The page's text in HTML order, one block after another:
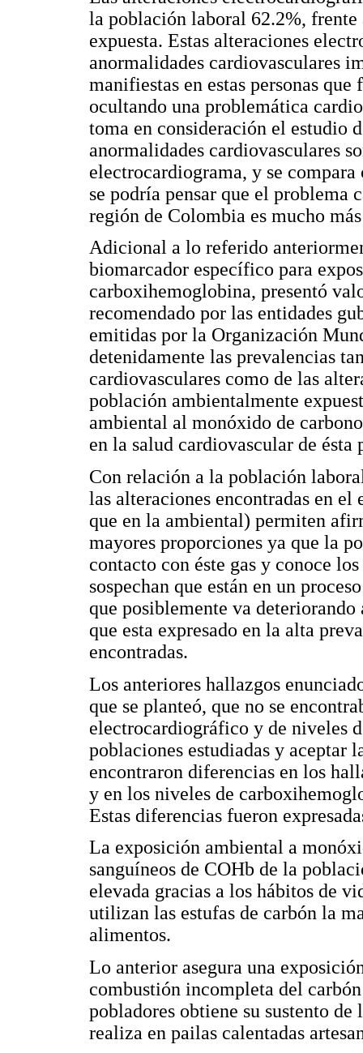
la población laboral 62.2%,
expuesta. Estas alteraciones
anormalidades cardiovasculares
manifiestas en estas personas
ocultando una problemática
toma en consideración el estudio
anormalidades cardiovasculares
electrocardiograma, y se
se podría pensar que el problema
región de Colombia es mucho
Adicional a lo referido
biomarcador específico para
carboxihemoglobina, presentó
recomendado por las entidades
emitidas por la Organización
detenidamente las prevalencias
cardiovasculares como de las
población ambientalmente
ambiental al monóxido de
en la salud cardiovascular de ésta
Con relación a la población
las alteraciones encontradas en
que en la ambiental) permiten
mayores proporciones ya que la
contacto con éste gas y conoce
sospechan que están en un
que posiblemente va
que esta expresado en la alta
encontradas.
Los anteriores hallazgos
que se planteó, que no se
electrocardiográfico y de niveles
poblaciones estudiadas y aceptar
encontraron diferencias en los
y en los niveles de
Estas diferencias fueron
La exposición ambiental a
sanguíneos de COHb de la
elevada gracias a los hábitos de
utilizan las estufas de carbón la
alimentos.
Lo anterior asegura una
combustión incompleta del
pobladores obtiene su sustento de
realiza en pailas calentadas